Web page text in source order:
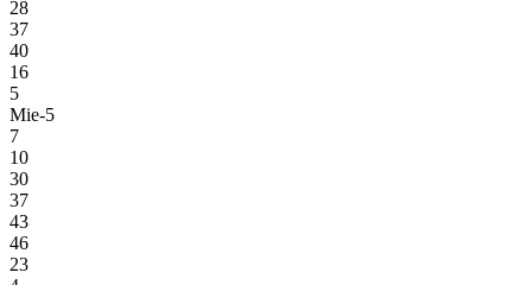
28
37
40
16
5
Mie-5
7
10
30
37
43
46
23